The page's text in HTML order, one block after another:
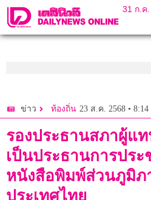
31 ก.ค
ข่าว ท้องถิ่น 23 ส.ค. 2568 • 8:14
รองประธานสภาผู้แ
เป็นประธานการปร
หนังสือพิมพ์ส่วนภูมิภ
ประเทศไทย